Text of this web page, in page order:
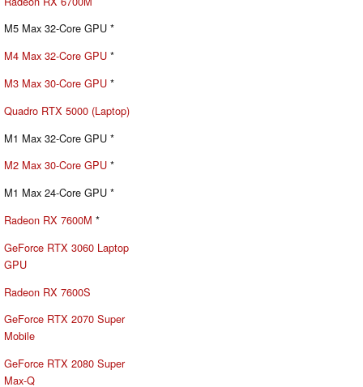
M5 Max 32-Core GPU *
M4 Max 32-Core GPU *
M3 Max 30-Core GPU *
Quadro RTX 5000 (Laptop)
M1 Max 32-Core GPU *
M2 Max 30-Core GPU *
M1 Max 24-Core GPU *
Radeon RX 7600M *
GeForce RTX 3060 Laptop
GPU
Radeon RX 7600S
GeForce RTX 2070 Super
Mobile
GeForce RTX 2080 Super
Max-Q